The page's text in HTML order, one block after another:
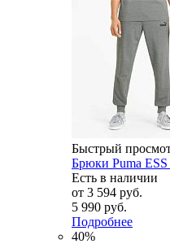
Быстрый
Брюки Puma
Есть в наличии
от 3 594 руб.
5 990 руб.
Подробнее
40%